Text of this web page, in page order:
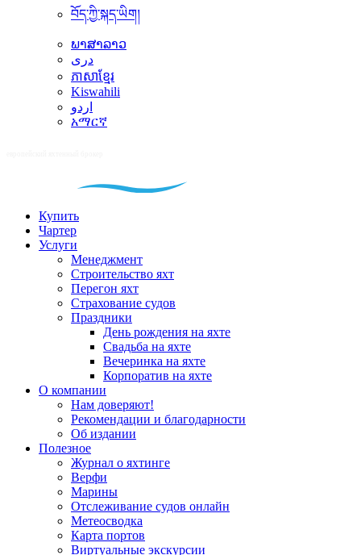
བོད་ཀྱི་སྐད་ཡིག།
ພາສາລາວ
دری
ភាសាខ្មែរ
Kiswahili
اردو
አማርኛ
Купить
Чартер
Услуги
Менеджмент
Строительство яхт
Перегон яхт
Страхование судов
Праздники
День рождения на яхте
Свадьба на яхте
Вечеринка на яхте
Корпоратив на яхте
О компании
Нам доверяют!
Рекомендации и благодарности
Об издании
Полезное
Журнал о яхтинге
Верфи
Марины
Отслеживание судов онлайн
Метеосводка
Карта портов
Виртуальные экскурсии